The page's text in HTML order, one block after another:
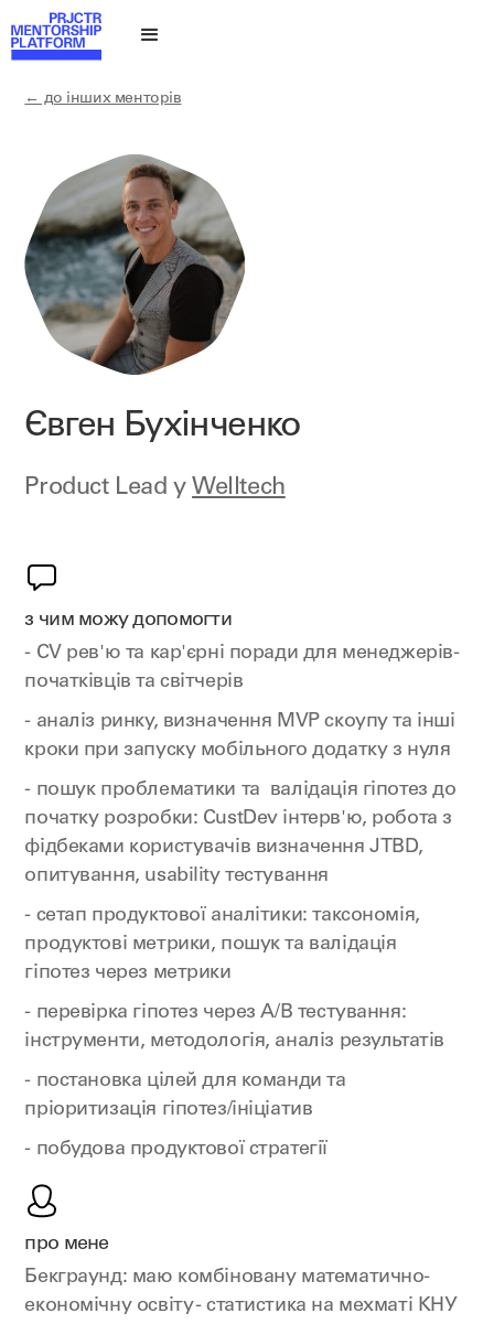
← до інших менторів
Євген Бухінченко
Product Lead у Welltech
з чим можу допомогти
- CV рев'ю та кар'єрні поради для менеджерів-
початківців та світчерів
- аналіз ринку, визначення MVP скоупу та інші
кроки при запуску мобільного додатку з нуля
- пошук проблематики та валідація гіпотез до
початку розробки: CustDev інтерв'ю, робота з
фідбеками користувачів визначення JTBD,
опитування, usability тестування
- сетап продуктової аналітики: таксономія,
продуктові метрики, пошук та валідація
гіпотез через метрики
- перевірка гіпотез через А/В тестування:
інструменти, методологія, аналіз результатів
- постановка цілей для команди та
пріоритизація гіпотез/ініціатив
- побудова продуктової стратегії
про мене
Бекграунд: маю комбіновану математично-
економічну освіту - статистика на мехматі КНУ